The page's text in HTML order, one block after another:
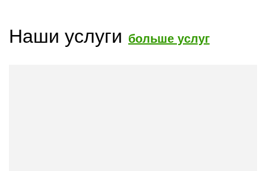
Наши услуги больше услуг